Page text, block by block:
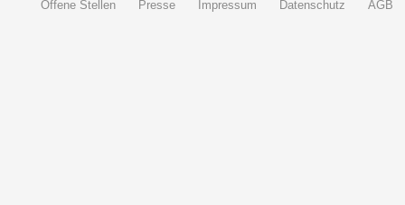
Offene Stellen Presse Impressum Datenschutz AGB